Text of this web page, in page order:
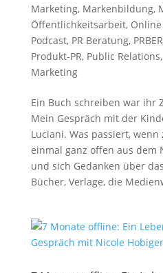
Marketing, Markenbildung,
Öffentlichkeitsarbeit,
Podcast, PR Beratung,
Produkt-PR, Public Relations,
Marketing
Ein Buch schreiben war ihr
Mein Gespräch mit der
Luciani. Was passiert,
einmal ganz offen aus dem
und sich Gedanken über
Bücher, Verlage, die